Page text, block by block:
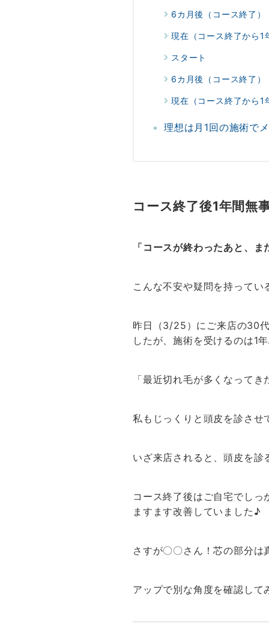
6カ月後（コース終了）
現在（コース終了から1
スタート
6カ月後（コース終了）
現在（コース終了から1
理想は月1回の施術で
コース終了後1年間無
「コースが終わったあと、
こんな不安や疑問を持って
昨日（3/25）にご来店の30
したが、施術を受けるのは1
「最近切れ毛が多くなって
私もじっくりと頭皮を診させ
いざ来店されると、頭皮を
コース終了後はご自宅でし
ますます改善していました♪
さすが〇〇さん！芯の部分
アップで別な角度を確認して